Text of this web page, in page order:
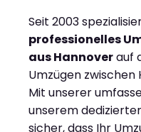
Seit 2003
professionelles
aus Hannoverauf
Umzügen zwischen
Mit unserer
unserem
sicher, dass Ihr